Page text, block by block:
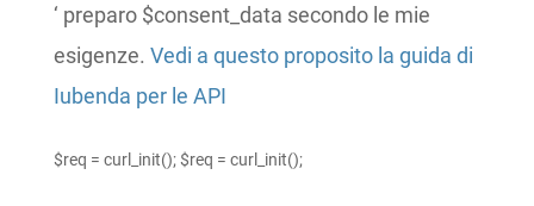
‘ preparo $consent_data secondo le mie
esigenze. Vedi a questo proposito la guida di
Iubenda per le API
$req = curl_init(); $req = curl_init();